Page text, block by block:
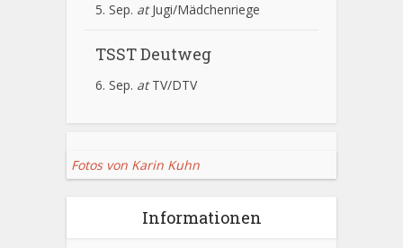
5. Sep. atJugi/Mädchenriege
TSST Deutweg
6. Sep. atTV/DTV
Fotos von Karin Kuhn
Informationen